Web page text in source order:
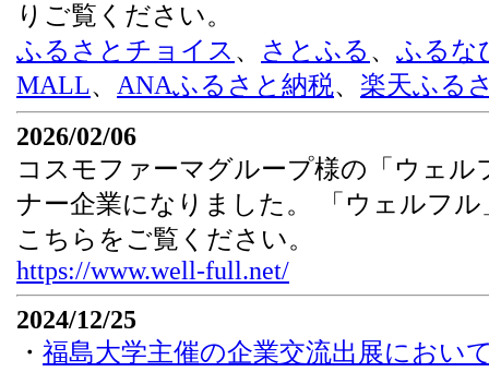
りご覧ください。
ふるさとチョイス 、 さとふる 、 ふるな
MALL、 ANAふるさと納税、 楽天ふる
2026/02/06
コスモファーマグループ様の「ウェル
ナー企業になりました。 「ウェルフ
こちらをご覧ください。
https://www.well-full.net/
2024/12/25
・ 福島大学主催の企業交流出展におい